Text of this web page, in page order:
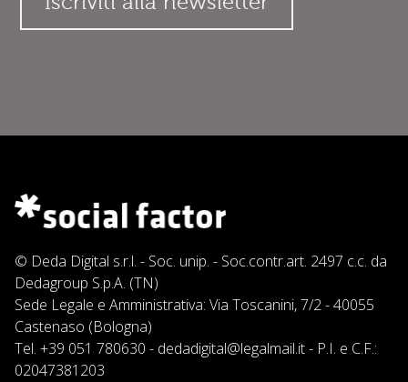
© Deda Digital s.r.l. - Soc. unip. - Soc.contr.art. 2497 c.c. da
Dedagroup S.p.A. (TN)
Sede Legale e Amministrativa: Via Toscanini, 7/2 - 40055
Castenaso (Bologna)
Tel. +39 051 780630 - dedadigital@legalmail.it- P.I. e C.F.:
02047381203